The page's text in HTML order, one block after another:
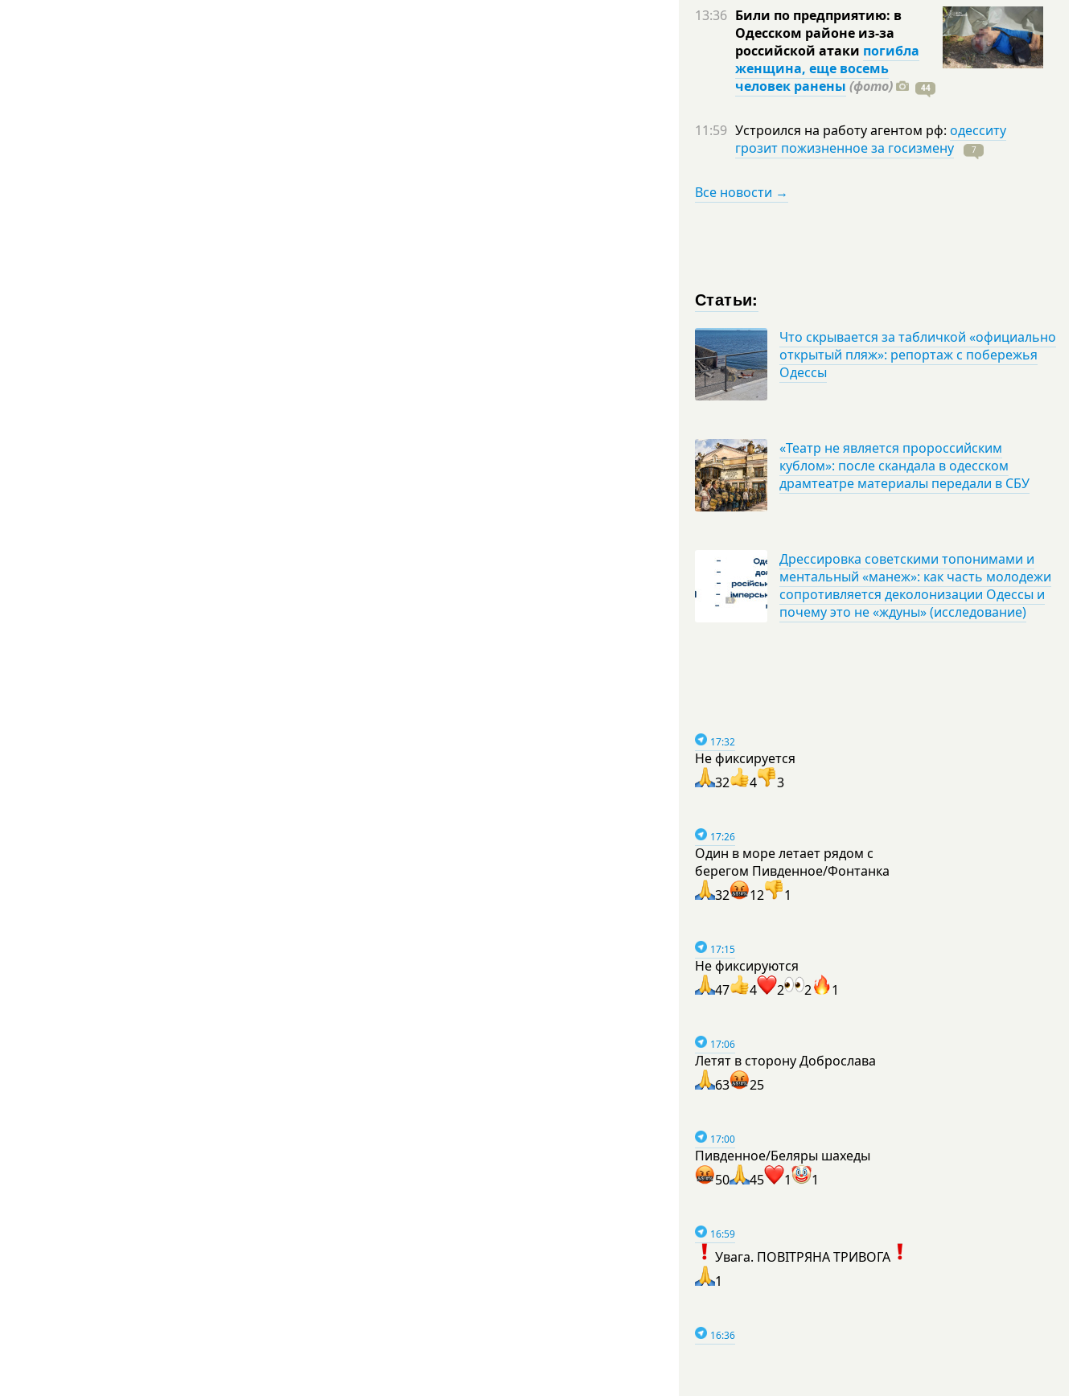
13:36 Били по предприятию: в
Одесском районе из-за
российской атаки погибла
женщина, еще восемь
человек ранены (фото) 44
11:59 Устроился на работу агентом рф: одесситу
грозит пожизненное за госизмену
7
Все новости →
Статьи:
Что скрывается за табличкой «официально
открытый пляж»: репортаж с побережья
Одессы
«Театр не является пророссийским
кублом»: после скандала в одесском
драмтеатре материалы передали в СБУ
Дрессировка советскими топонимами и
ментальный «манеж»: как часть молодежи
сопротивляется деколонизации Одессы и
почему это не «ждуны» (исследование)
17:32
Не фиксируется
32
4 3
17:26
Один в море летает рядом с
берегом Пивденное/Фонтанка
32
12 1
17:15
Не фиксируются
47
4 2 2 1
17:06
Летят в сторону Доброслава
63
25
17:00
Пивденное/Беляры шахеды
50
45 1 1
16:59
Увага. ПОВІТРЯНА ТРИВОГА
1
16:36